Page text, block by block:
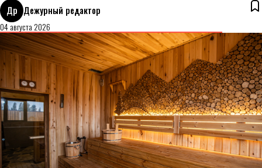
Др Дежурный редактор
04 августа 2026